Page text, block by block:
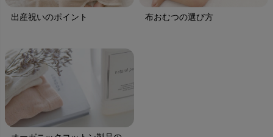
出産祝いのポイント 布おむつの選び方